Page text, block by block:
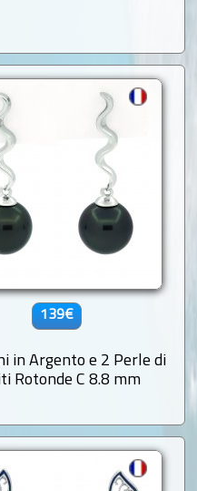
139€
in Argento e 2 Perle di
Rotonde C 8.8 mm